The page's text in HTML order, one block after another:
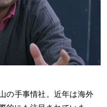
の手事情社。近年は海外